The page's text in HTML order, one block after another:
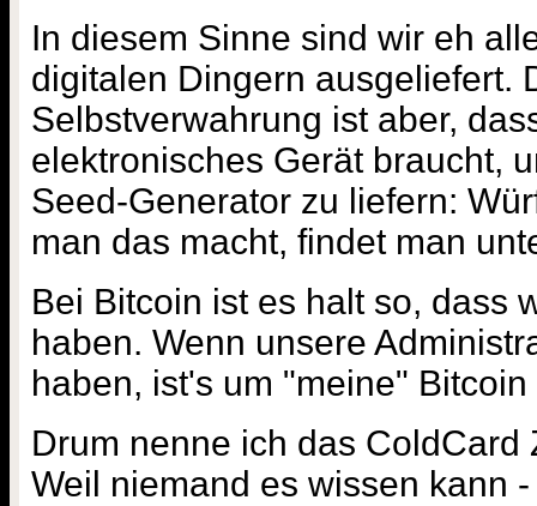
In diesem Sinne sind wir eh
digitalen Dingern ausgeliefert.
Selbstverwahrung ist aber,
elektronisches Gerät braucht,
Seed-Generator zu liefern:
man das macht, findet man
Bei Bitcoin ist es halt so, dass
haben. Wenn unsere
haben, ist's um "meine"
Drum nenne ich das ColdCard
Weil niemand es wissen kann